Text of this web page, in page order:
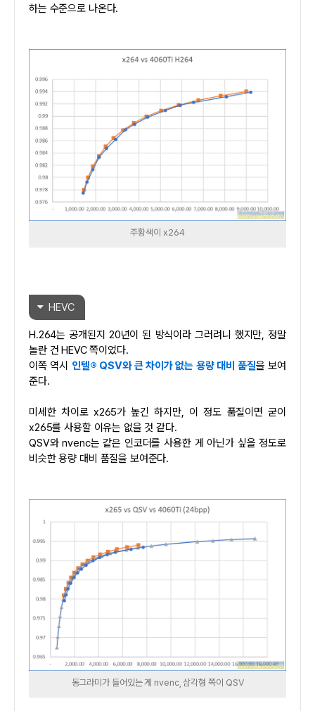
하는 수준으로 나온다.
주황색이 x264
HEVC
H.264는 공개된지 20년이 된 방식이라 그러려니 했지만, 정말
놀란 건 HEVC 쪽이었다.
이쪽 역시 인텔® QSV와 큰 차이가 없는 용량 대비 품질을 보여
준다.
미세한 차이로 x265가 높긴 하지만, 이 정도 품질이면 굳이
x265를 사용할 이유는 없을 것 같다.
QSV와 nvenc는 같은 인코더를 사용한 게 아닌가 싶을 정도로
비슷한 용량 대비 품질을 보여준다.
동그라미가 들어있는 게 nvenc, 삼각형 쪽이 QSV